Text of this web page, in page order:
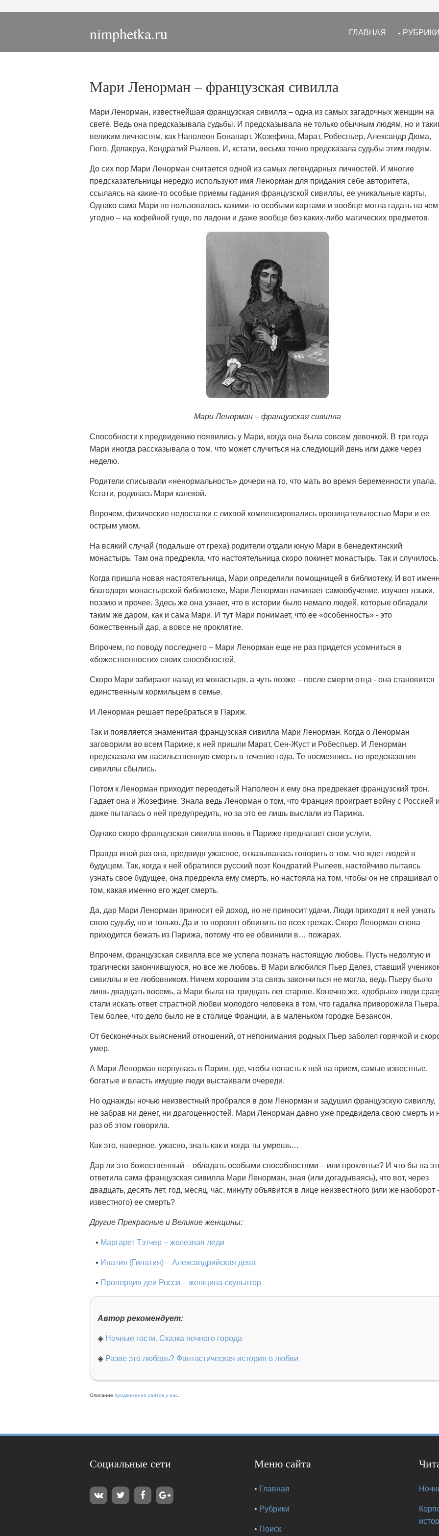
nimphetka.ru ГЛАВНАЯ
Мари Ленорман – французская сивилла
Мари Ленорман, известнейшая французская сивилла – одна из самых загадочных женщин на
свете. Ведь она предсказывала судьбы. И предсказывала не только обычным людям, но и
великим личностям, как Наполеон Бонапарт, Жозефина, Марат, Робеспьер, Александр Дюма,
Гюго, Делакруа, Кондратий Рылеев. И, кстати, весьма точно предсказала судьбы этим людям.
До сих пор Мари Ленорман считается одной из самых легендарных личностей. И многие
предсказательницы нередко используют имя Ленорман для придания себе авторитета,
ссылаясь на какие-то особые приемы гадания французской сивиллы, ее уникальные карты.
Однако сама Мари не пользовалась какими-то особыми картами и вообще могла гадать на чем
угодно – на кофейной гуще, по ладони и даже вообще без каких-либо магических предметов.
Мари Ленорман – французская сивилла
Способности к предвидению появились у Мари, когда она была совсем девочкой. В три года
Мари иногда рассказывала о том, что может случиться на следующий день или даже через
неделю.
Родители списывали «ненормальность» дочери на то, что мать во время беременности упала.
Кстати, родилась Мари калекой.
Впрочем, физические недостатки с лихвой компенсировались проницательностью Мари и ее
острым умом.
На всякий случай (подальше от греха) родители отдали юную Мари в бенедектинский
монастырь. Там она предрекла, что настоятельница скоро покинет монастырь. Так и случилось.
Когда пришла новая настоятельница, Мари определили помощницей в библиотеку. И вот
благодаря монастырской библиотеке, Мари Ленорман начинает самообучение, изучает языки,
поэзию и прочее. Здесь же она узнает, что в истории было немало людей, которые обладали
таким же даром, как и сама Мари. И тут Мари понимает, что ее «особенность» - это
божественный дар, а вовсе не проклятие.
Впрочем, по поводу последнего – Мари Ленорман еще не раз придется усомниться в
«божественности» своих способностей.
Скоро Мари забирают назад из монастыря, а чуть позже – после смерти отца - она становится
единственным кормильцем в семье.
И Ленорман решает перебраться в Париж.
Так и появляется знаменитая французская сивилла Мари Ленорман. Когда о Ленорман
заговорили во всем Париже, к ней пришли Марат, Сен-Жуст и Робеспьер. И Ленорман
предсказала им насильственную смерть в течение года. Те посмеялись, но предсказания
сивиллы сбылись.
Потом к Ленорман приходит переодетый Наполеон и ему она предрекает французский трон.
Гадает она и Жозефине. Знала ведь Ленорман о том, что Франция проиграет войну с Россией
даже пыталась о ней предупредить, но за это ее лишь выслали из Парижа.
Однако скоро французская сивилла вновь в Париже предлагает свои услуги.
Правда иной раз она, предвидя ужасное, отказывалась говорить о том, что ждет людей в
будущем. Так, когда к ней обратился русский поэт Кондратий Рылеев, настойчиво пытаясь
узнать свое будущее, она предрекла ему смерть, но настояла на том, чтобы он не спрашивал о
том, какая именно его ждет смерть.
Да, дар Мари Ленорман приносит ей доход, но не приносит удачи. Люди приходят к ней узнать
свою судьбу, но и только. Да и то норовят обвинить во всех грехах. Скоро Ленорман снова
приходится бежать из Парижа, потому что ее обвинили в… пожарах.
Впрочем, французская сивилла все же успела познать настоящую любовь. Пусть недолгую и
трагически закончившуюся, но все же любовь. В Мари влюбился Пьер Делез, ставший
сивиллы и ее любовником. Ничем хорошим эта связь закончиться не могла, ведь Пьеру было
лишь двадцать восемь, а Мари была на тридцать лет старше. Конечно же, «добрые» люди
стали искать ответ страстной любви молодого человека в том, что гадалка приворожила Пьера.
Тем более, что дело было не в столице Франции, а в маленьком городке Безансон.
От бесконечных выяснений отношений, от непонимания родных Пьер заболел горячкой и
умер.
А Мари Ленорман вернулась в Париж, где, чтобы попасть к ней на прием, самые известные,
богатые и власть имущие люди выстаивали очереди.
Но однажды ночью неизвестный пробрался в дом Ленорман и задушил французскую сивиллу,
не забрав ни денег, ни драгоценностей. Мари Ленорман давно уже предвидела свою смерть и
раз об этом говорила.
Как это, наверное, ужасно, знать как и когда ты умрешь…
Дар ли это божественный – обладать особыми способностями – или проклятье? И что бы на
ответила сама французская сивилла Мари Ленорман, зная (или догадываясь), что вот, через
двадцать, десять лет, год, месяц, час, минуту объявится в лице неизвестного (или же наоборот -
известного) ее смерть?
Другие Прекрасные и Великие женщины:
• Маргарет Тэтчер – железная леди
• Ипатия (Гипатия) – Александрийская дева
• Проперция деи Росси – женщина-скульптор
Автор рекомендует:
◈ Ночные гости. Сказка ночного города
◈ Разве это любовь? Фантастическая история о любви
Описание продвижение сайтов у нас
Социальные сети Меню сайта
• Главная
• Рубрики
• Поиск